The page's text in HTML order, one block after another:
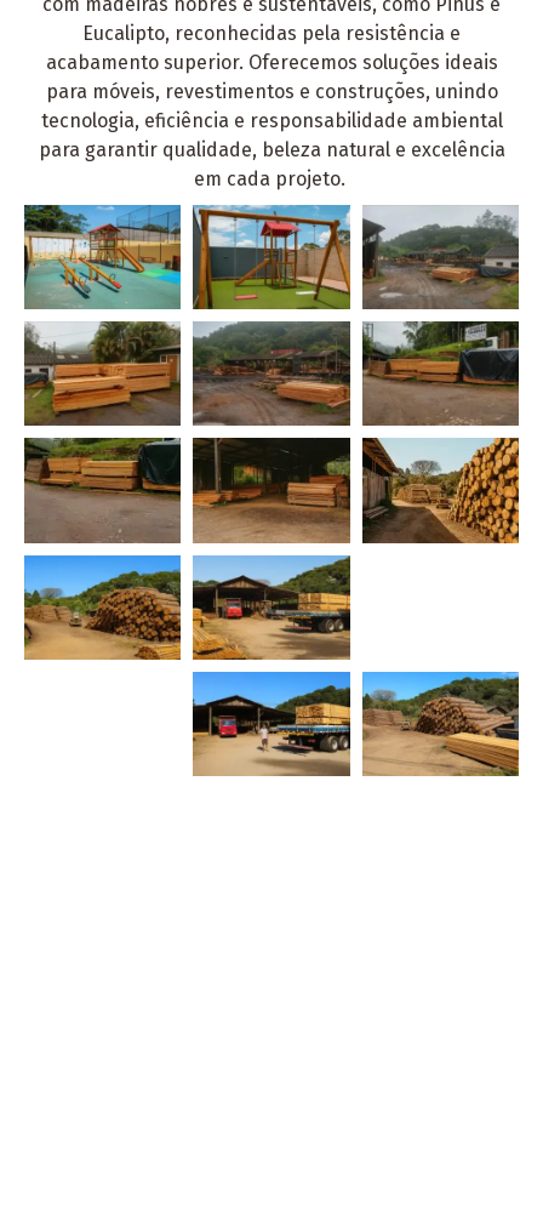
Eucalipto, reconhecidas pela resistência e
acabamento superior. Oferecemos soluções ideais
para móveis, revestimentos e construções, unindo
tecnologia, eficiência e responsabilidade ambiental
para garantir qualidade, beleza natural e excelência
em cada projeto.